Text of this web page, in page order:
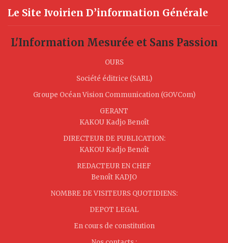
Le Site Ivoirien D’information Générale
L'Information Mesurée et Sans Passion
OURS
Société éditrice (SARL)
Groupe Océan Vision Communication (GOVCom)
GERANT
KAKOU Kadjo Benoît
DIRECTEUR DE PUBLICATION:
KAKOU Kadjo Benoît
REDACTEUR EN CHEF
Benoît KADJO
NOMBRE DE VISITEURS QUOTIDIENS:
DEPOT LEGAL
En cours de constitution